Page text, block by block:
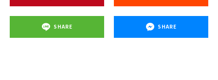
SHARE SHARE